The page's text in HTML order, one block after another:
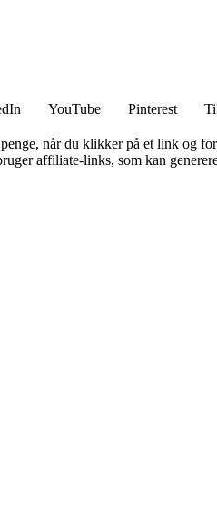
YouTube Pinterest
når du klikker på et link og
affiliate-links, som kan